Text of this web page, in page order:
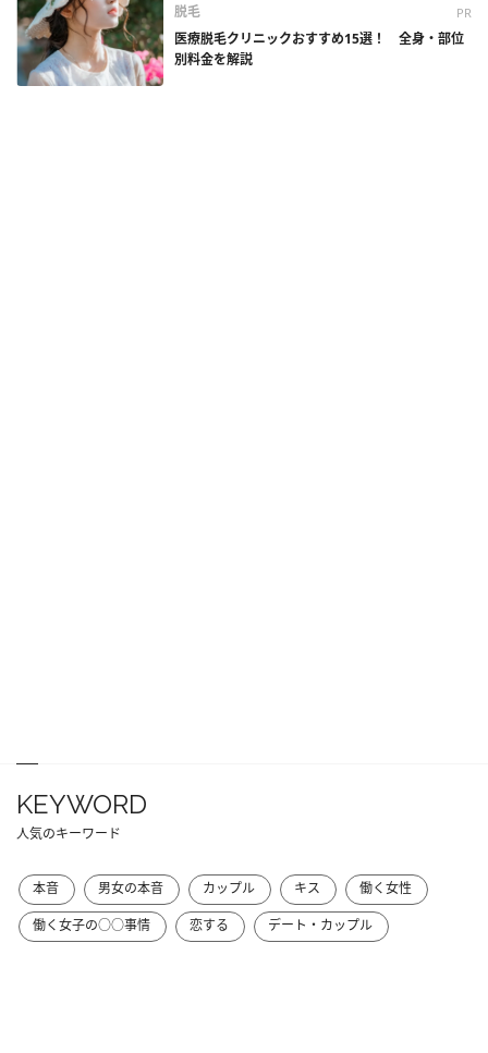
脱毛 PR
医療脱毛クリニックおすすめ15選！ 全身・部位
別料金を解説
KEYWORD
人気のキーワード
本音 男女の本音 カップル キス
働く女性
働く女子の○○事情
恋する デート・カップル